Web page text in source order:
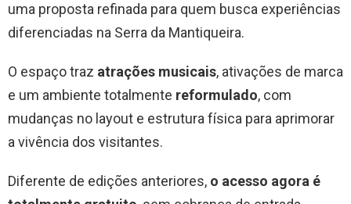
uma proposta refinada para quem busca experiências
diferenciadas na Serra da Mantiqueira.
O espaço traz atrações musicais, ativações de marca
e um ambiente totalmente reformulado, com
mudanças no layout e estrutura física para aprimorar
a vivência dos visitantes.
Diferente de edições anteriores, o acesso agora é